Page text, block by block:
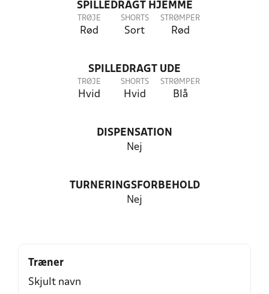
SPILLEDRAGT HJEMME
TRØJE
Rød
SHORTS
Sort
STRØMPER
Rød
SPILLEDRAGT UDE
TRØJE
Hvid
SHORTS
Hvid
STRØMPER
Blå
DISPENSATION
Nej
TURNERINGSFORBEHOLD
Nej
Træner
Skjult navn